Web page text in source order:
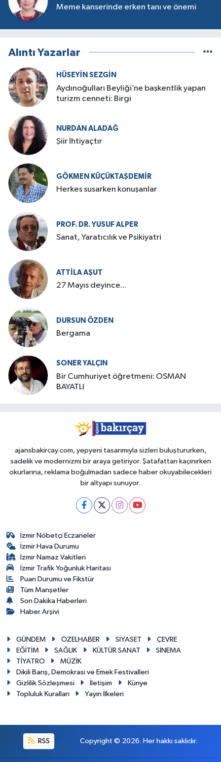
Meme kanserinde erken tanı ve önemi
Alıntı Yazarlar
HÜSEYIN SEZGIN
Aydınoğulları Beyliği’ne başkentlik yapan
turizm cenneti: Birgi
NURDAN ALADAĞ
Şiir İhtiyaçtır
GÖKMEN KÜÇÜKTAŞDEMIR
Herkes susarken konuşanlar
PROF. DR. YUSUF ALPER
Sanat, Yaratıcılık ve Psikiyatri
ATTILA AŞUT
27 Mayıs deyince...
DURSUN ÖZDEN
Bergama
SONER YALÇIN
Bir Cumhuriyet öğretmeni: OSMAN
BAYATLI
ajansbakircay.com, yepyeni tasarımıyla sizleri buluştururken,
sadelik ve modernizmi bir araya getiriyor. Şatafattan kaçınırken
okurlarına, reklama boğulmadan sadece haber okuyabilecekleri
bir altyapı sunuyor.
İzmir Nöbetçi Eczaneler
İzmir Hava Durumu
İzmir Namaz Vakitleri
İzmir Trafik Yoğunluk Haritası
Puan Durumu ve Fikstür
Tüm Manşetler
Son Dakika Haberleri
Haber Arşivi
GÜNDEM ÖZELHABER SİYASET
ÇEVRE
EĞİTİM
SAĞLIK KÜLTÜR SANAT
SİNEMA
TİYATRO
MÜZİK
Dikili Barış, Demokrasi ve Emek Festivalleri
Gizlilik Sözleşmesi
İletişim
Künye
Topluluk Kuralları
Yayın İlkeleri
RSS Copyright © 2026. Her hakkı saklıdır.